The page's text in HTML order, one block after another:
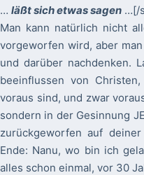
… läßt sich etwas sagen …[/
Man kann natürlich nicht
vorgeworfen wird, aber
und darüber nachdenken.
beeinflussen von
voraus sind, und zwar
sondern in der Gesinnung
zurückgeworfen auf
Ende: Nanu, wo bin ich
alles schon einmal, vor 30